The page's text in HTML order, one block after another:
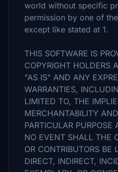
world without specific
permission by one of
except like stated at 1.
THIS SOFTWARE IS
COPYRIGHT HOLDERS
"AS IS" AND ANY
WARRANTIES,
LIMITED TO, THE
MERCHANTABILITY
PARTICULAR PURPOSE
NO EVENT SHALL THE
OR CONTRIBUTORS BE
DIRECT, INDIRECT,